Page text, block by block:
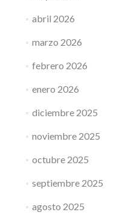
abril 2026
marzo 2026
febrero 2026
enero 2026
diciembre 2025
noviembre 2025
octubre 2025
septiembre 2025
agosto 2025